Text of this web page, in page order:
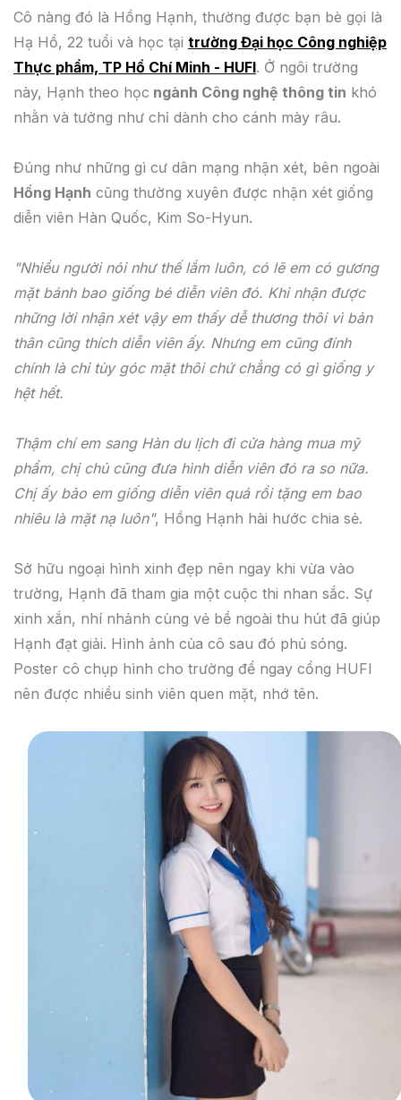
Cô nàng đó là Hồng Hạnh, thường được bạn bè gọi là
Hạ Hồ, 22 tuổi và học tại trường Đại học Công nghiệp
Thực phẩm, TP Hồ Chí Minh - HUFI. Ở ngôi trường
này, Hạnh theo học ngành Công nghệ thông tin khó
nhằn và tưởng như chỉ dành cho cánh mày râu.
Đúng như những gì cư dân mạng nhận xét, bên ngoài
Hồng Hạnh cũng thường xuyên được nhận xét giống
diễn viên Hàn Quốc, Kim So-Hyun.
"Nhiều người nói như thế lắm luôn, có lẽ em có gương
mặt bánh bao giống bé diễn viên đó. Khi nhận được
những lời nhận xét vậy em thấy dễ thương thôi vì bản
thân cũng thích diễn viên ấy. Nhưng em cũng đính
chính là chỉ tùy góc mặt thôi chứ chẳng có gì giống y
hệt hết.
Thậm chí em sang Hàn du lịch đi cửa hàng mua mỹ
phẩm, chị chủ cũng đưa hình diễn viên đó ra so nữa.
Chị ấy bảo em giống diễn viên quá rồi tặng em bao
nhiêu là mặt nạ luôn", Hồng Hạnh hài hước chia sẻ.
Sở hữu ngoại hình xinh đẹp nên ngay khi vừa vào
trường, Hạnh đã tham gia một cuộc thi nhan sắc. Sự
xinh xắn, nhí nhảnh cùng vẻ bề ngoài thu hút đã giúp
Hạnh đạt giải. Hình ảnh của cô sau đó phủ sóng.
Poster cô chụp hình cho trường để ngay cổng HUFI
nên được nhiều sinh viên quen mặt, nhớ tên.